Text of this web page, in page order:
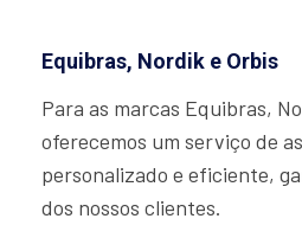
Equibras, Nordik e Orbis
Para as marcas Equibras,
oferecemos um serviço de
personalizado e eficiente,
dos nossos clientes.